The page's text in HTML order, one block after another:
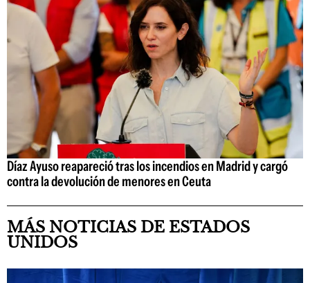
Díaz Ayuso reapareció tras los incendios en Madrid y cargó
contra la devolución de menores en Ceuta
MÁS NOTICIAS DE ESTADOS
UNIDOS